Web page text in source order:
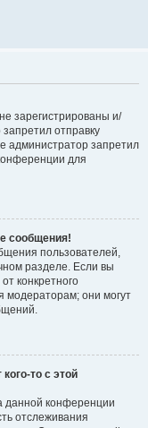
зарегистрированы и/
отправку
администратор запретил
для
сообщения!
пользователей,
разделе. Если вы
конкретного
модераторам; они могут
то с этой
данной конференции
отслеживания